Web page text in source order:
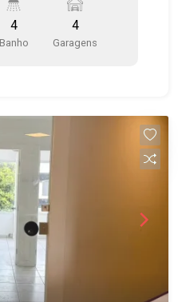
planejados - Área de
- Espaço gourmet -
(economia e
próximo ao
comércio nos
do Parque Vicentina
Conta com fácil
Anel Viário e à
proporcionando
as demais regiões da
#casavendaSJC
4
Banho
4
Garagens